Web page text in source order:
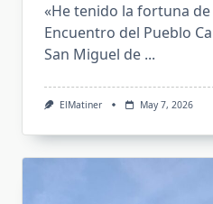
«He tenido la fortuna
Encuentro del Pueblo
San Miguel de ...
ElMatiner May 7, 2026